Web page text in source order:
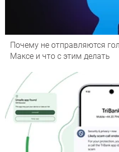
Почему не отправляются
Максе и что с этим делать